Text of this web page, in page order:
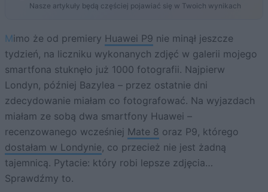
Nasze artykuły będą częściej pojawiać się w Twoich wynikach
Mimo że od premiery Huawei P9 nie minął jeszcze
tydzień, na liczniku wykonanych zdjęć w galerii mojego
smartfona stuknęło już 1000 fotografii. Najpierw
Londyn, później Bazylea – przez ostatnie dni
zdecydowanie miałam co fotografować. Na wyjazdach
miałam ze sobą dwa smartfony Huawei –
recenzowanego wcześniej Mate 8 oraz P9, którego
dostałam w Londynie, co przecież nie jest żadną
tajemnicą. Pytacie: który robi lepsze zdjęcia…
Sprawdźmy to.